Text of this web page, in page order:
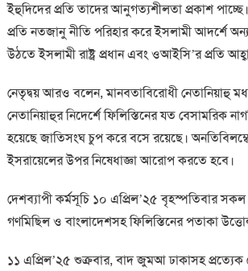
ইহুদিদের প্রতি তাদের আনুগত্যশীলতা প্রকাশ পাচ্ছে।
প্রতি নতজানু নীতি পরিহার করে ইসলামী আদর্শে
উঠতে ইসলামী রাষ্ট্র প্রধান এবং ওআইসি’র প্রতি
নেতৃদ্বয় আরও বলেন, মানবতাবিরোধী নেতানিয়াহু
নেতানিয়াহুর নিদের্শে ফিলিস্তিনের যত বেসামরিক
হয়েছে জাতিসংঘ চুপ করে বসে রয়েছে।
ইসরায়েলের উপর নিষেধাজ্ঞা আরোপ করতে হবে।
দেশব্যাপী কর্মসূচি ১০ এপ্রিল’২৫ বৃহস্পতিবার
গণমিছিল ও বাংলাদেশসহ ফিলিস্তিনের পতাকা
১১ এপ্রিল’২৫ শুক্রবার, বাদ জুমআ ঢাকাসহ প্রত্যেক